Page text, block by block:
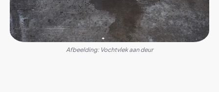
Afbeelding: Vochtvlek aan deur